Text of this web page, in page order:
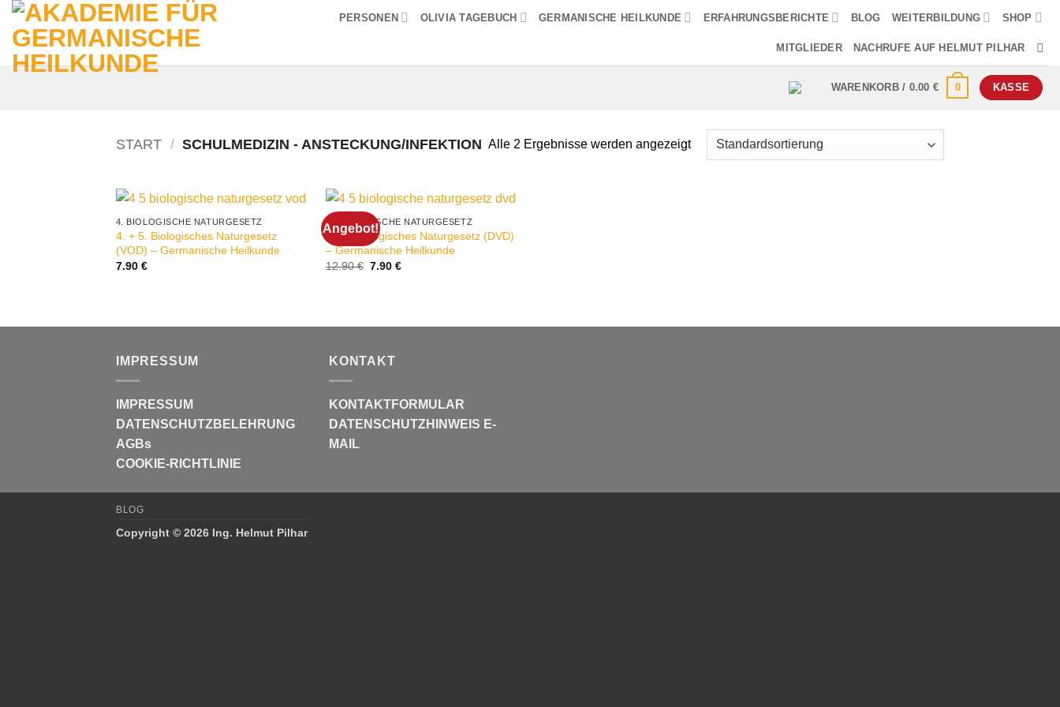
Zum
Inhalt
springen
PERSONEN OLIVIA TAGEBUCH GERMANISCHE HEILKUNDE ERFAHRUNGSBERICHTE BLOG WEITERBILDUNG SHOP
MITGLIEDER NACHRUFE AUF HELMUT PILHAR
WARENKORB / 0.00 € 0 KASSE
START / SCHULMEDIZIN - ANSTECKUNG/INFEKTION Alle 2 Ergebnisse werden angezeigt
4. BIOLOGISCHE NATURGESETZ
4. + 5. Biologisches Naturgesetz
(VOD) – Germanische Heilkunde
7.90 €
Angebot!
4. BIOLOGISCHE NATURGESETZ
4.+5. Biologisches Naturgesetz (DVD)
– Germanische Heilkunde
12.90€ Ursprünglicher
7.90€Aktueller
IMPRESSUM
IMPRESSUM
DATENSCHUTZBELEHRUNG
AGBs
COOKIE-RICHTLINIE
KONTAKT
KONTAKTFORMULAR
DATENSCHUTZHINWEIS E-
MAIL
BLOG
Copyright © 2026 Ing. Helmut Pilhar